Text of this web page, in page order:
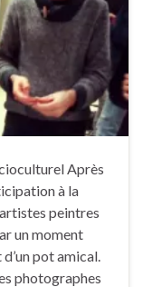
Après
à la
peintres
un moment
pot amical.
photographes